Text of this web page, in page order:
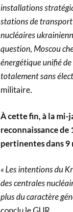
installations
stations de transport
nucléaires
question, Moscou
énergétique unifié
totalement sans
militaire.
À cette fin, à la mi-
reconnaissance
pertinentes dans 9
« Les intentions du
des centrales
plus du caractère